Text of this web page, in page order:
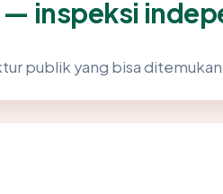
inspeksi
publik yang bisa